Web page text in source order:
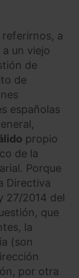
referirnos, a
un viejo
de
de
españolas
propio
de la
Porque
Directiva
27/2014 del
que
la
(son
por otra